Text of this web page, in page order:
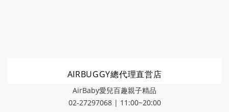
AIRBUGGY總代理直営店
AirBaby愛兒百趣親子精品
02-27297068 | 11:00~20:00